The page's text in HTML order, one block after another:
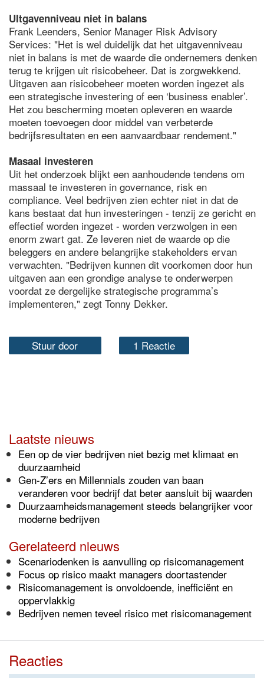
UItgavenniveau niet in balans
Frank Leenders, Senior Manager Risk Advisory
Services: "Het is wel duidelijk dat het uitgavenniveau
niet in balans is met de waarde die ondernemers denken
terug te krijgen uit risicobeheer. Dat is zorgwekkend.
Uitgaven aan risicobeheer moeten worden ingezet als
een strategische investering of een ‘business enabler’.
Het zou bescherming moeten opleveren en waarde
moeten toevoegen door middel van verbeterde
bedrijfsresultaten en een aanvaardbaar rendement."
Masaal investeren
Uit het onderzoek blijkt een aanhoudende tendens om
massaal te investeren in governance, risk en
compliance. Veel bedrijven zien echter niet in dat de
kans bestaat dat hun investeringen - tenzij ze gericht en
effectief worden ingezet - worden verzwolgen in een
enorm zwart gat. Ze leveren niet de waarde op die
beleggers en andere belangrijke stakeholders ervan
verwachten. "Bedrijven kunnen dit voorkomen door hun
uitgaven aan een grondige analyse te onderwerpen
voordat ze dergelijke strategische programma’s
implementeren," zegt Tonny Dekker.
Stuur door 1 Reactie
Laatste nieuws
Een op de vier bedrijven niet bezig met klimaat en
duurzaamheid
Gen-Z’ers en Millennials zouden van baan
veranderen voor bedrijf dat beter aansluit bij waarden
Duurzaamheidsmanagement steeds belangrijker voor
moderne bedrijven
Gerelateerd nieuws
Scenariodenken is aanvulling op risicomanagement
Focus op risico maakt managers doortastender
Risicomanagement is onvoldoende, inefficiënt en
oppervlakkig
Bedrijven nemen teveel risico met risicomanagement
Reacties